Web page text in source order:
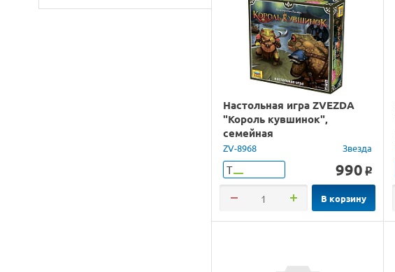
Настольная игра ZVEZDA
"Король кувшинок",
семейная
ZV-8968 Звезда
Т 990 o
В корзину